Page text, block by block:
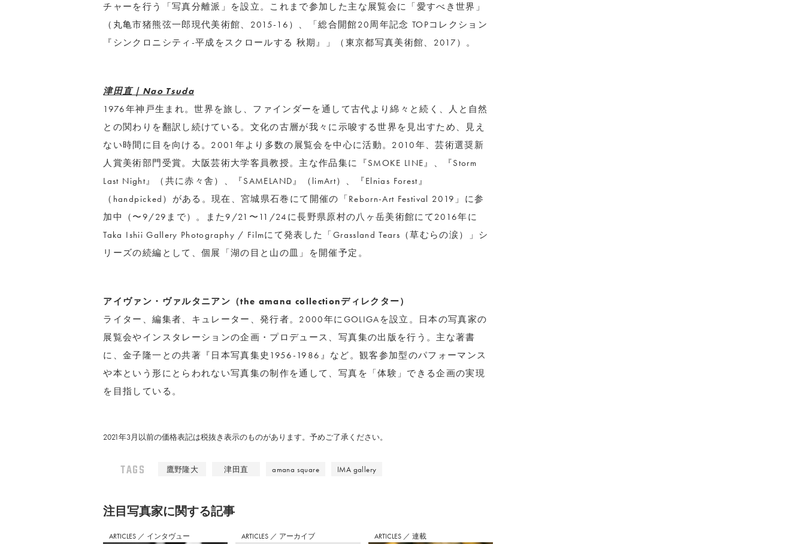
チャーを行う「写真分離派」を設立。これまで参加した主な展覧会に「愛すべき世界」
（丸亀市猪熊弦一郎現代美術館、2015-16）、「総合開館20周年記念 TOPコレクション
『シンクロニシティ-平成をスクロールする 秋期』」（東京都写真美術館、2017）。
津田直｜Nao Tsuda
1976年神戸生まれ。世界を旅し、ファインダーを通して古代より綿々と続く、人と自然
との関わりを翻訳し続けている。文化の古層が我々に示唆する世界を見出すため、見え
ない時間に目を向ける。2001年より多数の展覧会を中心に活動。2010年、芸術選奨新
人賞美術部門受賞。大阪芸術大学客員教授。主な作品集に『SMOKE LINE』、『Storm
Last Night』（共に赤々舎）、『SAMELAND』（limArt）、『Elnias Forest』
（handpicked）がある。現在、宮城県石巻にて開催の「Reborn-Art Festival 2019」に参
加中（〜9/29まで）。また9/21〜11/24に長野県原村の八ヶ岳美術館にて2016年に
Taka Ishii Gallery Photography / Filmにて発表した「Grassland Tears（草むらの涙）」シ
リーズの続編として、個展「湖の目と山の皿」を開催予定。
アイヴァン・ヴァルタニアン（the amana collectionディレクター）
ライター、編集者、キュレーター、発行者。2000年にGOLIGAを設立。日本の写真家の
展覧会やインスタレーションの企画・プロデュース、写真集の出版を行う。主な著書
に、金子隆一との共著『日本写真集史1956-1986』など。観客参加型のパフォーマンス
や本という形にとらわれない写真集の制作を通して、写真を「体験」できる企画の実現
を目指している。
2021年3月以前の価格表記は税抜き表示のものがあります。予めご了承ください。
TAGS 鷹野隆大 津田直 amana square IMA gallery
注⽬写真家に関する記事
ARTICLES ／ インタヴュー ARTICLES ／ アーカイブ ARTICLES ／ 連載